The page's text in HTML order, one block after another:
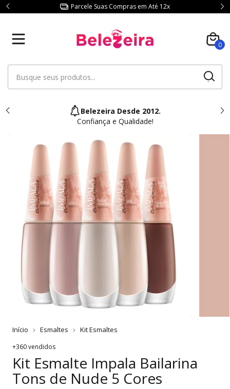
Parcele Suas Compras em Até 12x
0
Belezeira Desde 2012.
Confiança e Qualidade!
Início Esmaltes Kit Esmaltes
+360 vendidos
Kit Esmalte Impala Bailarina
Tons de Nude 5 Cores